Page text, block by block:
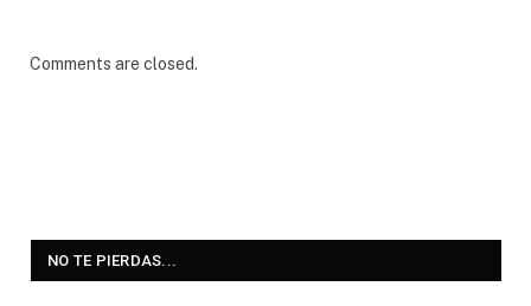
Comments are closed.
NO TE PIERDAS...